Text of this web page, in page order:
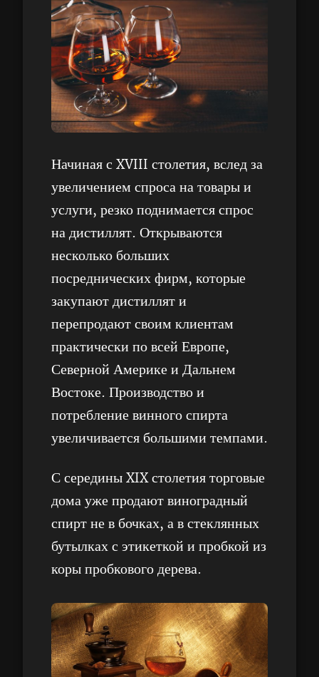
Начиная с XVIII столетия, вслед за
увеличением спроса на товары и
услуги, резко поднимается спрос
на дистиллят. Открываются
несколько больших
посреднических фирм, которые
закупают дистиллят и
перепродают своим клиентам
практически по всей Европе,
Северной Америке и Дальнем
Востоке. Производство и
потребление винного спирта
увеличивается большими темпами.
С середины XIX столетия торговые
дома уже продают виноградный
спирт не в бочках, а в стеклянных
бутылках с этикеткой и пробкой из
коры пробкового дерева.